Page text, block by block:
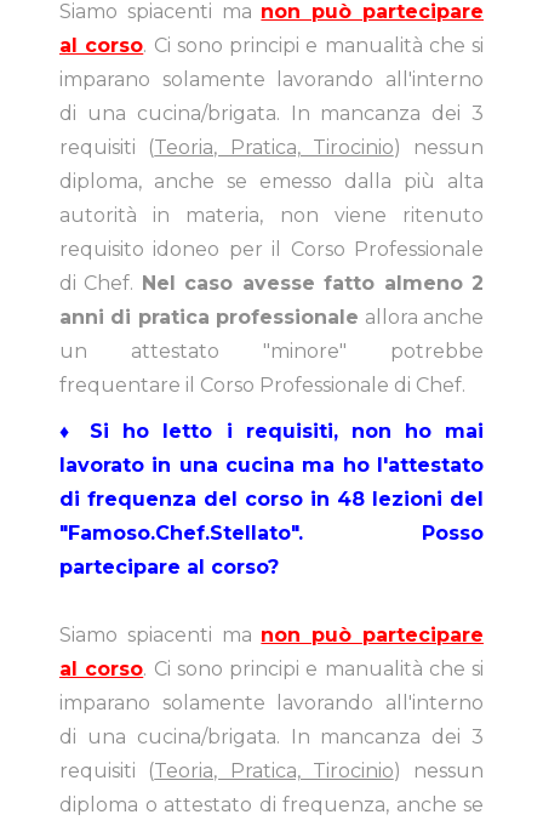
Siamo spiacenti ma non può partecipare
al corso. Ci sono principi e manualità che si
imparano solamente lavorando all'interno
di una cucina/brigata. In mancanza dei 3
requisiti (Teoria, Pratica, Tirocinio) nessun
diploma, anche se emesso dalla più alta
autorità in materia, non viene ritenuto
requisito idoneo per il Corso Professionale
di Chef. Nel caso avesse fatto almeno 2
anni di pratica professionale allora anche
un attestato "minore" potrebbe
frequentare il Corso Professionale di Chef.
♦ Si ho letto i requisiti, non ho mai
lavorato in una cucina ma ho l'attestato
di frequenza del corso in 48 lezioni del
"Famoso.Chef.Stellato". Posso
partecipare al corso?
Siamo spiacenti ma non può partecipare
al corso. Ci sono principi e manualità che si
imparano solamente lavorando all'interno
di una cucina/brigata. In mancanza dei 3
requisiti (Teoria, Pratica, Tirocinio) nessun
diploma o attestato di frequenza, anche se